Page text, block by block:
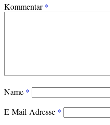
Kommentar*
Name *
E-Mail-Adresse *